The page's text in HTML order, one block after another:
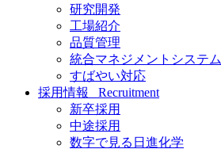
研究開発
工場紹介
品質管理
統合マネジメントシステム
すばやい対応
採用情報 Recruitment
新卒採用
中途採用
数字で見る日進化学